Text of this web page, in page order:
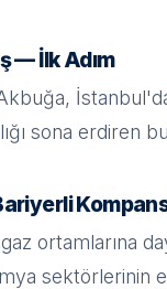
— İlk Adım
sona erdiren
ortamlarına
sektörlerinin